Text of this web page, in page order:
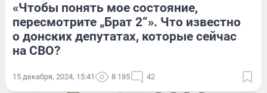
«Чтобы понять мое состояние,
пересмотрите „Брат 2“». Что известно
о донских депутатах, которые сейчас
на СВО?
15 декабря, 2024, 15:41 8 185 42